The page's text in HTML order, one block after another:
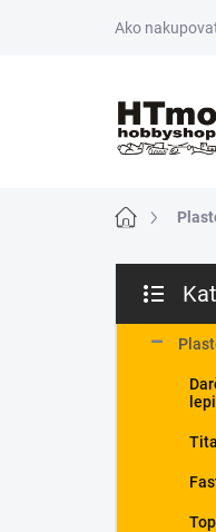
Ako
Domov
č
kategórie